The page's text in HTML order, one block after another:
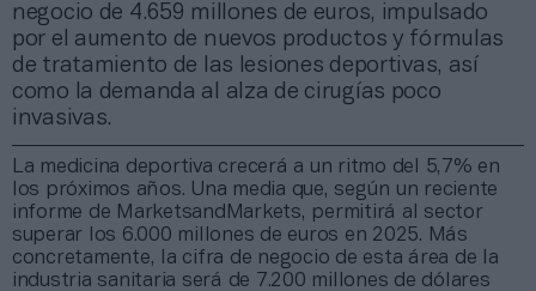
negocio de 4.659 millones de euros, impulsado
por el aumento de nuevos productos y fórmulas
de tratamiento de las lesiones deportivas, así
como la demanda al alza de cirugías poco
invasivas.
La medicina deportiva crecerá a un ritmo del 5,7% en
los próximos años. Una media que, según un reciente
informe de MarketsandMarkets, permitirá al sector
superar los 6.000 millones de euros en 2025. Más
concretamente, la cifra de negocio de esta área de la
industria sanitaria será de 7.200 millones de dólares